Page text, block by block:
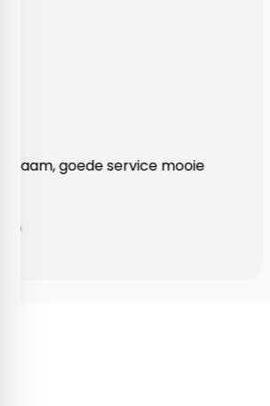
Heel behulpzaam, goede service mooie
Yvonne Claessen